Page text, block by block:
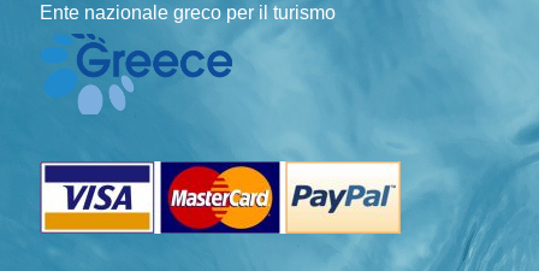
Ente nazionale greco per il turismo